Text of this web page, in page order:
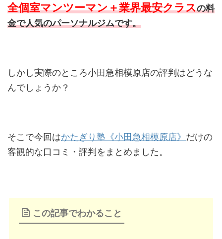
全個室マンツーマン＋業界最安クラスの料
金で人気のパーソナルジムです。
しかし実際のところ小田急相模原店の評判はどうな
んでしょうか？
そこで今回はかたぎり塾《小田急相模原店》 だけの
客観的な口コミ・評判をまとめました。
この記事でわかること